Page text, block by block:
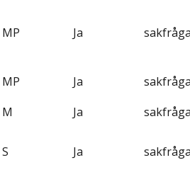
MP Ja
MP Ja
M Ja
S Ja